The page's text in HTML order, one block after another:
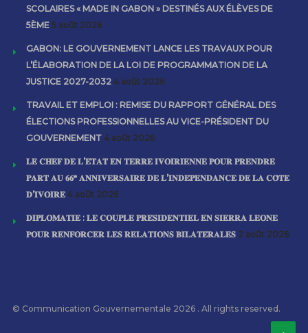
SCOLAIRES « MADE IN GABON » DESTINÉS AUX ÉLÈVES DE
5ÈME 5 août 2026
GABON: LE GOUVERNEMENT LANCE LES TRAVAUX POUR
L’ÉLABORATION DE LA LOI DE PROGRAMMATION DE LA
JUSTICE 2027-2032 4 août 2026
TRAVAIL ET EMPLOI : REMISE DU RAPPORT GÉNÉRAL DES
ÉLECTIONS PROFESSIONNELLES AU VICE-PRÉSIDENT DU
GOUVERNEMENT 4 août 2026
𝐋𝐄 𝐂𝐇𝐄𝐅 𝐃𝐄 𝐋’𝐄́𝐓𝐀𝐓 𝐄𝐍 𝐓𝐄𝐑𝐑𝐄 𝐈𝐕𝐎𝐈𝐑𝐈𝐄𝐍𝐍𝐄 𝐏𝐎𝐔𝐑 𝐏𝐑𝐄𝐍𝐃𝐑𝐄
𝐏𝐀𝐑𝐓 𝐀𝐔 𝟔𝟔ᵉ 𝐀𝐍𝐍𝐈𝐕𝐄𝐑𝐒𝐀𝐈𝐑𝐄 𝐃𝐄 𝐋’𝐈𝐍𝐃𝐄́𝐏𝐄𝐍𝐃𝐀𝐍𝐂𝐄 𝐃𝐄 𝐋𝐀 𝐂𝐎̂𝐓𝐄
𝐃’𝐈𝐕𝐎𝐈𝐑𝐄 4 août 2026
𝐃𝐈𝐏𝐋𝐎𝐌𝐀𝐓𝐈𝐄 : 𝐋𝐄 𝐂𝐎𝐔𝐏𝐋𝐄 𝐏𝐑𝐄́𝐒𝐈𝐃𝐄𝐍𝐓𝐈𝐄𝐋 𝐄𝐍 𝐒𝐈𝐄𝐑𝐑𝐀 𝐋𝐄𝐎𝐍𝐄
𝐏𝐎𝐔𝐑 𝐑𝐄𝐍𝐅𝐎𝐑𝐂𝐄𝐑 𝐋𝐄𝐒 𝐑𝐄𝐋𝐀𝐓𝐈𝐎𝐍𝐒 𝐁𝐈𝐋𝐀𝐓𝐄́𝐑𝐀𝐋𝐄𝐒 2 août 2026
© Communication Gouvernementale 2026 . All rights reserved.